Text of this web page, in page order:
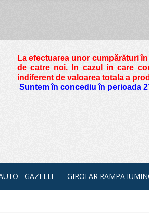
La efectuarea unor cumpărături
de catre noi. In cazul in care
indiferent de valoarea totala a
Suntem în concediu în perioada
- GAZELLE GIROFAR RAMPA